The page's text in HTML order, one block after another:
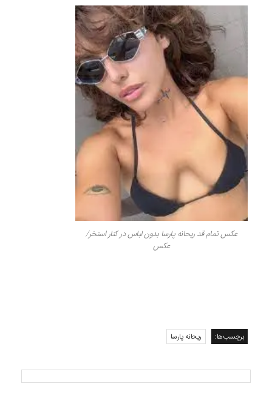
عکس تمام قد ریحانه پارسا بدون لباس در کنار استخر/
عکس
برچسب‌ها: ریحانه پارسا